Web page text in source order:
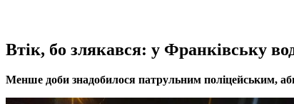
Втік, бо злякався: у Франківську
Менше доби знадобилося патрульним поліцейським,